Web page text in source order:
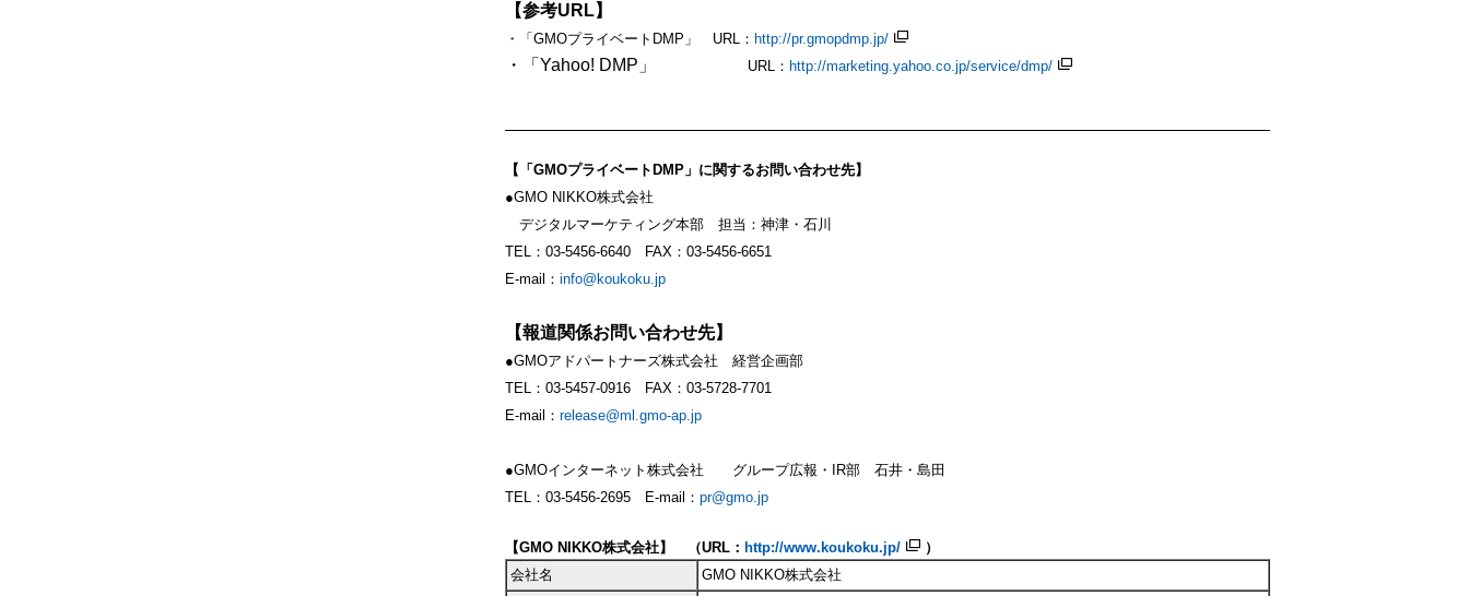
【参考URL】
・「 GMOプライベートDMP」 URL： http://pr.gmopdmp.jp/
・「 Yahoo! DMP」 URL： http://marketing.yahoo.co.jp/service/dmp/
【「 GMOプライベートDMP」に関するお問い合わせ先】
●GMO NIKKO株式会社
デジタルマーケティング本部 担当：神津・石川
TEL： 03-5456-6640 FAX：03-5456-6651
E-mail： info@koukoku.jp
【報道関係お問い合わせ先】
●GMOアドパートナーズ株式会社 経営企画部
TEL： 03-5457-0916 FAX：03-5728-7701
E-mail： release@ml.gmo-ap.jp
●GMOインターネット株式会社 グループ広報・IR部 石井・島田
TEL：03-5456-2695 E-mail： pr@gmo.jp
【GMO NIKKO株式会社】 （URL： http://www.koukoku.jp/
）
会社名
GMO NIKKO株式会社